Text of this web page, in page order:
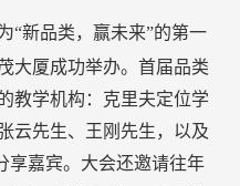
“新品类，赢未来”的第一
大厦成功举办。首届品类
教学机构：克里夫定位学
云先生、王刚先生，以及
享嘉宾。大会还邀请往年